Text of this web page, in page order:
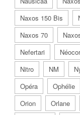
Naxos 150 Bis
Naxos 70
Nefertari
Nitro
NM
Opéra
Ophélie
Orion
Orlane